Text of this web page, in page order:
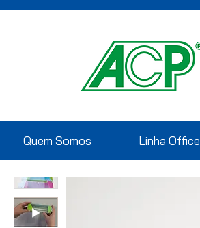
Quem Somos Linha Office